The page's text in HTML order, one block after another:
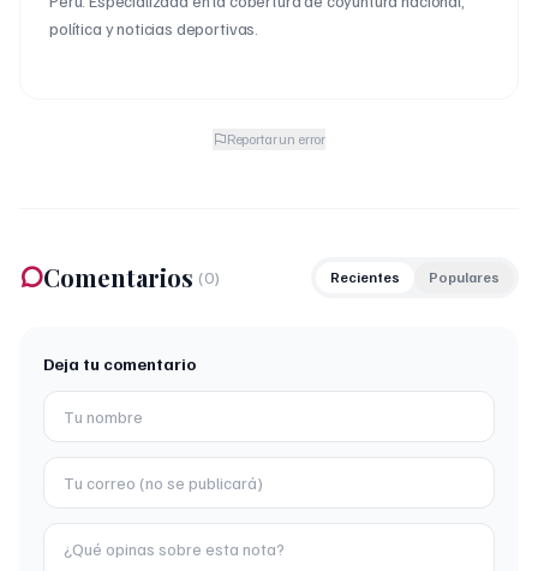
política y noticias deportivas.
Reportar un error
Comentarios (0) Recientes Populares
Deja tu comentario